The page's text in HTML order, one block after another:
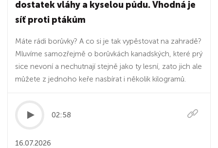
dostatek vláhy a kyselou půdu. Vhodná je
síť proti ptákům
Máte rádi borůvky? A co si je tak vypěstovat na zahradě?
Mluvíme samozřejmě o borůvkách kanadských, které prý
sice nevoní a nechutnají stejně jako ty lesní, zato jich ale
můžete z jednoho keře nasbírat i několik kilogramů.
02:58
16.07.2026